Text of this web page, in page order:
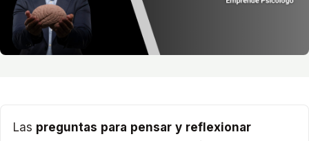
Las preguntas para pensar y reflexionar